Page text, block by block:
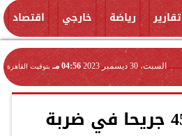
تقارير رياضة خارجي اقتصاد
السبت، 30 ديسمبر 2023 04:56 مـ بتوقيت القاهرة
10 قتلى و45 جريحا في ضربة